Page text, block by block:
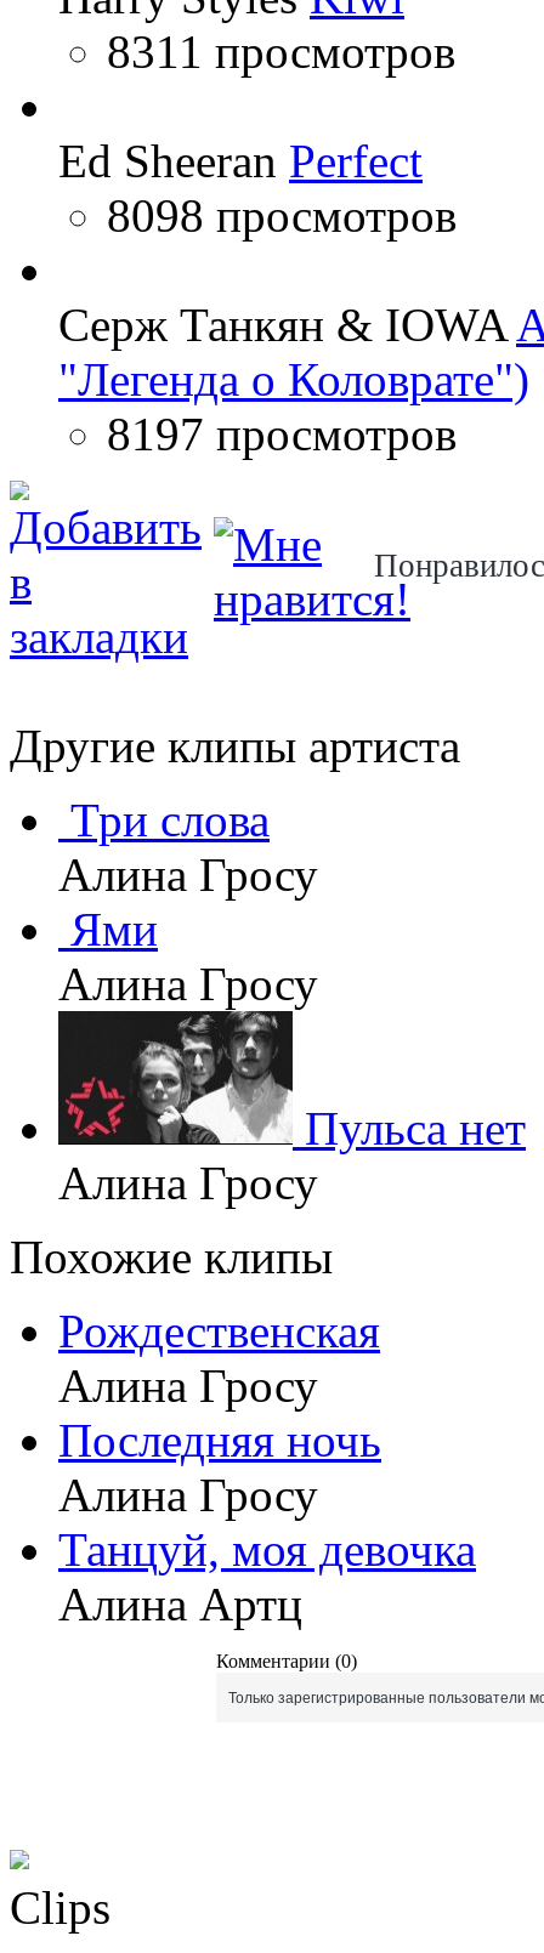
8311 просмотров
Ed Sheeran Perfect
8098 просмотров
Серж Танкян & IOWA
"Легенда о Коловрате")
8197 просмотров
Другие клипы артиста
Три слова
Алина Гросу
Ями
Алина Гросу
Пульса нет
Алина Гросу
Похожие клипы
Рождественская
Алина Гросу
Последняя ночь
Алина Гросу
Танцуй, моя девочка
Алина Артц
Комментарии (0)
Только зарегистрированные пользователи
Clips